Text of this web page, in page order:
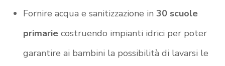
Fornire acqua e sanitizzazione in 30 scuole
primarie costruendo impianti idrici per poter
garantire ai bambini la possibilità di lavarsi le